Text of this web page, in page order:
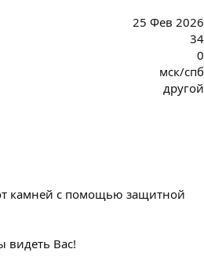
25 Фев 2026
34
0
мск/спб
другой
камней с помощью защитной
видеть Вас!